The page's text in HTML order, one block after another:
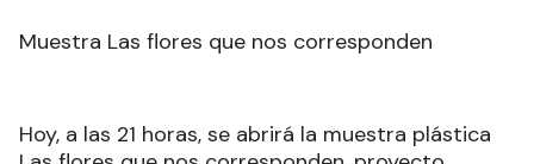
Muestra Las flores que nos corresponden
Hoy, a las 21 horas, se abrirá la muestra plástica